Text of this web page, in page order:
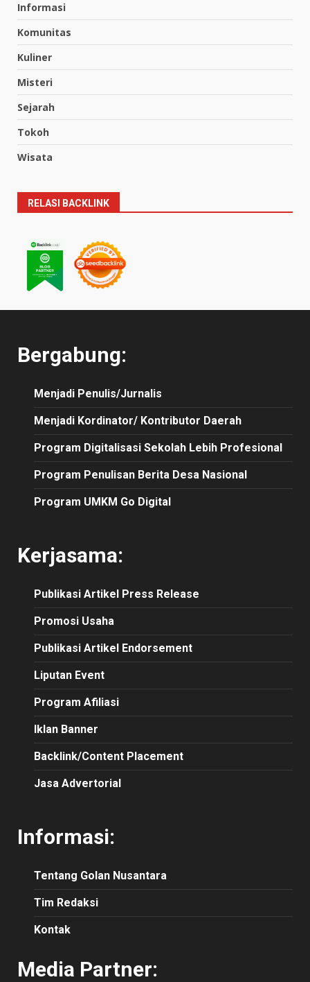
Informasi
Komunitas
Kuliner
Misteri
Sejarah
Tokoh
Wisata
RELASI BACKLINK
Bergabung:
Menjadi Penulis/Jurnalis
Menjadi Kordinator/ Kontributor Daerah
Program Digitalisasi Sekolah Lebih Profesional
Program Penulisan Berita Desa Nasional
Program UMKM Go Digital
Kerjasama:
Publikasi Artikel Press Release
Promosi Usaha
Publikasi Artikel Endorsement
Liputan Event
Program Afiliasi
Iklan Banner
Backlink/Content Placement
Jasa Advertorial
Informasi:
Tentang Golan Nusantara
Tim Redaksi
Kontak
Media Partner: